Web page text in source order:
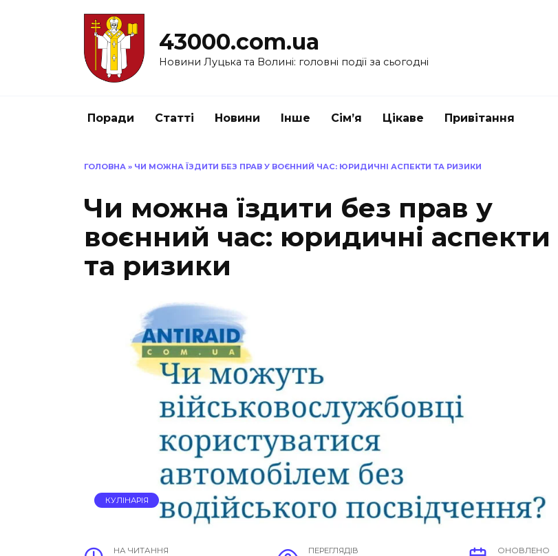
43000.com.ua
Новини Луцька та Волині: головні події за сьогодні
Поради Статті Новини Інше Сім’я Цікаве Привітання
ГОЛОВНА » ЧИ МОЖНА ЇЗДИТИ БЕЗ ПРАВ У ВОЄННИЙ ЧАС: ЮРИДИЧНІ АСПЕКТИ ТА РИЗИКИ
Чи можна їздити без прав у
воєнний час: юридичні аспекти
та ризики
КУЛІНАРІЯ
НА ЧИТАННЯ ПЕРЕГЛЯДІВ ОНОВЛЕНО